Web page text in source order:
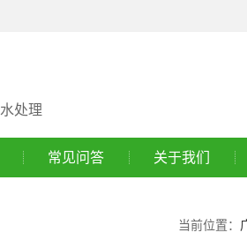
处理
常见问答 关于我们
当前位置：